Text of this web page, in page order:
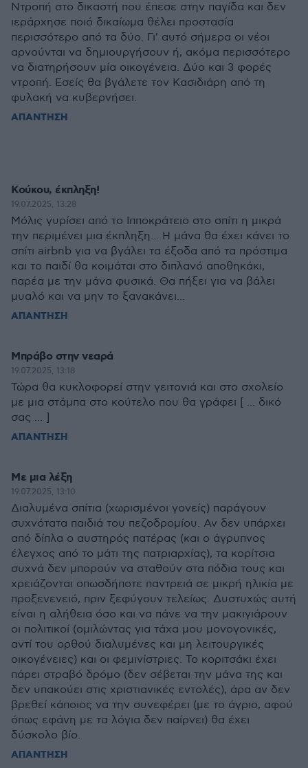
Ντροπή στο δικαστή που έπεσε στην παγίδα και δεν
ιεράρχησε ποιό δικαίωμα θέλει προστασία
περισσότερο από τα δύο. Γι' αυτό σήμερα οι νέοι
αρνούνται να δημιουργήσουν ή, ακόμα περισσότερο
να διατηρήσουν μία οικογένεια. Δύο και 3 φορές
ντροπή. Εσείς θα βγάλετε τον Κασιδιάρη από τη
φυλακή να κυβερνήσει.
ΑΠΑΝΤΗΣΗ
Κούκου, έκπληξη!
19.07.2025, 13:28
Μόλις γυρίσει από το Ιπποκράτειο στο σπίτι η μικρά
την περιμένει μια έκπληξη... Η μάνα θα έχει κάνει το
σπίτι airbnb για να βγάλει τα έξοδα από τα πρόστιμα
και το παιδί θα κοιμάται στο διπλανό αποθηκάκι,
παρέα με την μάνα φυσικά. Θα πήξει για να βάλει
μυαλό και να μην το ξανακάνει...
ΑΠΑΝΤΗΣΗ
Μπράβο στην νεαρά
19.07.2025, 13:18
Τώρα θα κυκλοφορεί στην γειτονιά και στο σχολείο
με μια στάμπα στο κούτελο που θα γράφει [ ... δικό
σας ... ]
ΑΠΑΝΤΗΣΗ
Με μια λέξη
19.07.2025, 13:10
Διαλυμένα σπίτια (χωρισμένοι γονείς) παράγουν
συχνότατα παιδιά του πεζοδρομίου. Αν δεν υπάρχει
από δίπλα ο αυστηρός πατέρας (και ο άγρυπνος
έλεγχος από το μάτι της πατριαρχίας), τα κορίτσια
συχνά δεν μπορούν να σταθούν στα πόδια τους και
χρειάζονται οπωσδήποτε παντρειά σε μικρή ηλικία με
προξενενειό, πριν ξεφύγουν τελείως. Δυστυχώς αυτή
είναι η αλήθεια όσο και να πάνε να την μακιγιάρουν
οι πολιτικοί (ομιλώντας για τάχα μου μονογονικές,
αντί του ορθού διαλυμένες και μη λειτουργικές
οικογένειες) και οι φεμινίστριες. Το κοριτσάκι έχει
πάρει στραβό δρόμο (δεν σέβεται την μάνα της και
δεν υπακούει στις χριστιανικές εντολές), άρα αν δεν
βρεθεί κάποιος να την συνεφέρει (με το άγριο, αφού
όπως εφάνη με τα λόγια δεν παίρνει) θα έχει
δύσκολο βίο.
ΑΠΑΝΤΗΣΗ